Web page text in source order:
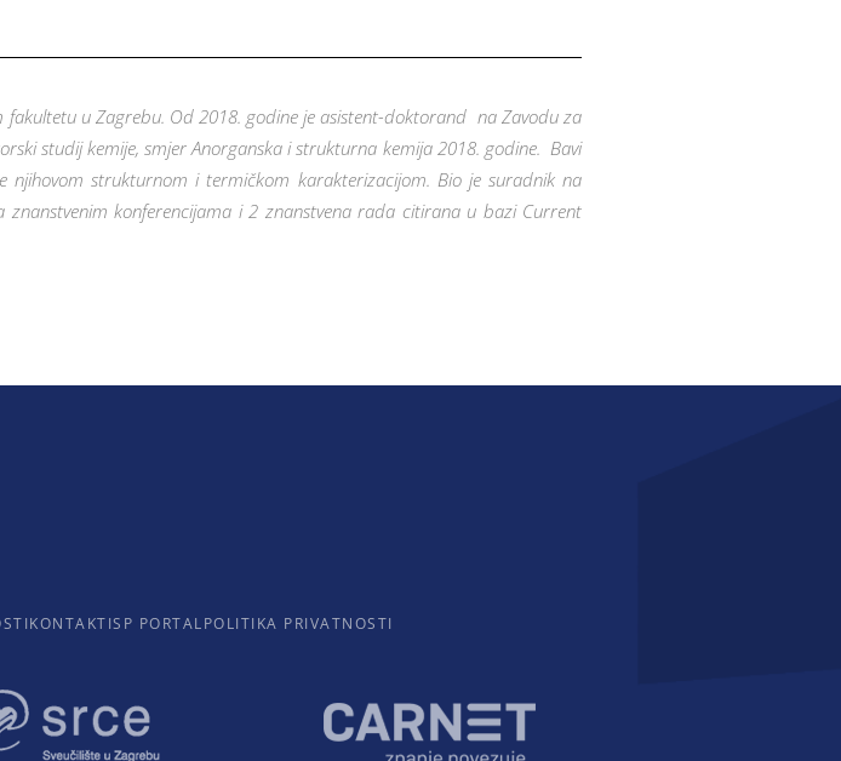
u Zagrebu. Od 2018. godine je asistent-doktorand na Zavodu za
studij kemije, smjer Anorganska i strukturna kemija 2018. godine. Bavi
njihovom strukturnom i termičkom karakterizacijom. Bio je suradnik na
konferencijama i 2 znanstvena rada citirana u bazi Current
KONTAKTISP PORTALPOLITIKA PRIVATNOSTI